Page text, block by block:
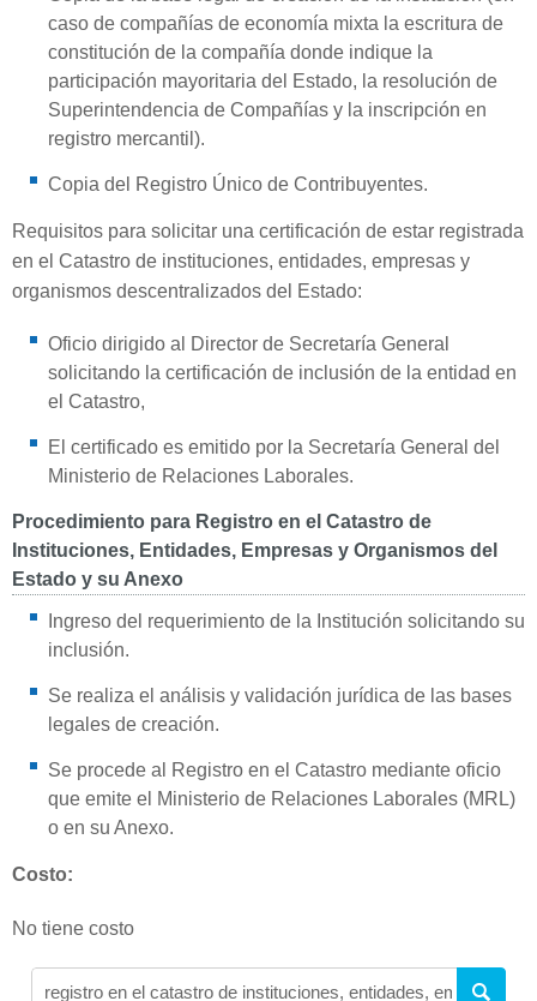
caso de compañías de economía mixta la escritura de
constitución de la compañía donde indique la
participación mayoritaria del Estado, la resolución de
Superintendencia de Compañías y la inscripción en
registro mercantil).
Copia del Registro Único de Contribuyentes.
Requisitos para solicitar una certificación de estar registrada
en el Catastro de instituciones, entidades, empresas y
organismos descentralizados del Estado:
Oficio dirigido al Director de Secretaría General
solicitando la certificación de inclusión de la entidad en
el Catastro,
El certificado es emitido por la Secretaría General del
Ministerio de Relaciones Laborales.
Procedimiento para Registro en el Catastro de
Instituciones, Entidades, Empresas y Organismos del
Estado y su Anexo
Ingreso del requerimiento de la Institución solicitando su
inclusión.
Se realiza el análisis y validación jurídica de las bases
legales de creación.
Se procede al Registro en el Catastro mediante oficio
que emite el Ministerio de Relaciones Laborales (MRL)
o en su Anexo.
Costo:
No tiene costo